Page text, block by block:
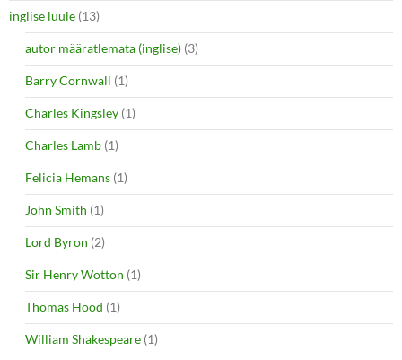
inglise luule (13)
autor määratlemata (inglise) (3)
Barry Cornwall (1)
Charles Kingsley (1)
Charles Lamb (1)
Felicia Hemans (1)
John Smith (1)
Lord Byron (2)
Sir Henry Wotton (1)
Thomas Hood (1)
William Shakespeare (1)